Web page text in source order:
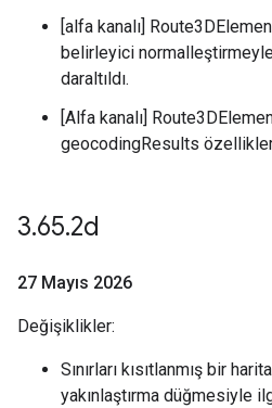
[alfa kanalı]
belirleyici
daraltıldı.
[Alfa kanalı]
geocodingResults
3.65.2d
27 Mayıs 2026
Değişiklikler:
Sınırları kısıtlanmış bir
yakınlaştırma düğmesiyle